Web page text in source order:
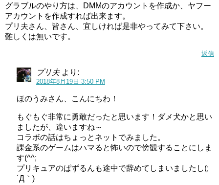
グラブルのやり方は、DMMのアカウントを作成か、ヤフー
アカウントを作成すれば出来ます。
プリ夫さん、皆さん、宜しければ是非やってみて下さい。
難しくは無いです。
返信
プリ夫 より:
2018年8月19日 3:50 PM
ほのうみさん、こんにちわ！
もぐもぐ非常に勇敢だったと思います！ダメ犬かと思い
ましたが、違いますね～
コラボの話はちょっとネットでみました。
課金系のゲームはハマると怖いので傍観することにしま
す(^^;
プリキュアのぱずるんも途中で辞めてしまいましたし(;
´Д｀)